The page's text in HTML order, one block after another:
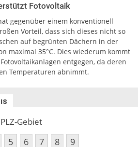
Fotovoltaik
gegenüber einem konventionell
Vorteil, dass sich dieses nicht so
auf begrünten Dächern in der
maximal 35°C. Dies wiederum kommt
entgegen, da deren
Temperaturen abnimmt.
Gebiet
5 6 7 8 9